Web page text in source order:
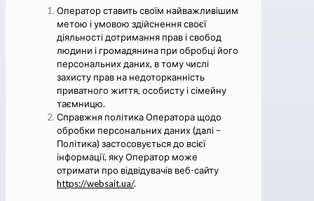
Оператор ставить своїм найважливішим
метою і умовою здійснення своєї
діяльності дотримання прав і свобод
людини і громадянина при обробці його
персональних даних, в тому числі
захисту прав на недоторканність
приватного життя, особисту і сімейну
таємницю.
Справжня політика Оператора щодо
обробки персональних даних (далі –
Політика) застосовується до всієї
інформації, яку Оператор може
отримати про відвідувачів веб-сайту
https://websait.ua/.